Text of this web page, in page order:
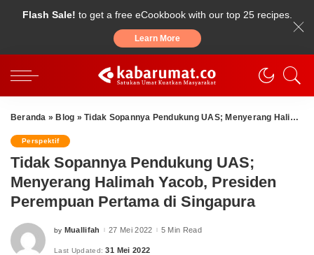
Flash Sale! to get a free eCookbook with our top 25 recipes.
Learn More
Beranda » Blog »Tidak Sopannya Pendukung UAS; Menyerang Halimah Yacob, Presiden Perempuan Pertama di Singapura
Perspektif
Tidak Sopannya Pendukung UAS;
Menyerang Halimah Yacob, Presiden
Perempuan Pertama di Singapura
Posted
by Muallifah 27 Mei 2022 5 Min Read
Last Updated: 31 Mei 2022